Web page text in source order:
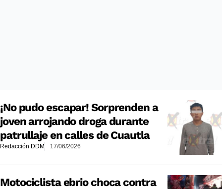
¡No pudo escapar! Sorprenden a
joven arrojando droga durante
patrullaje en calles de Cuautla
Redacción DDM 17/06/2026
Motociclista ebrio choca contra